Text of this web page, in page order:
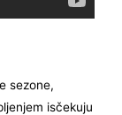
sezone,
isčekuju